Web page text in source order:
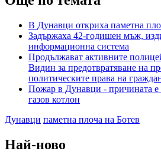
В Дунавци откриха паметна
Задържаха 42-годишен мъж,
информационна система
Продължават активните
Видин за предотвратяване на
политическите права на
Пожар в Дунавци - причината е
газов котлон
Дунавци паметна плоча на Ботев
Най-ново